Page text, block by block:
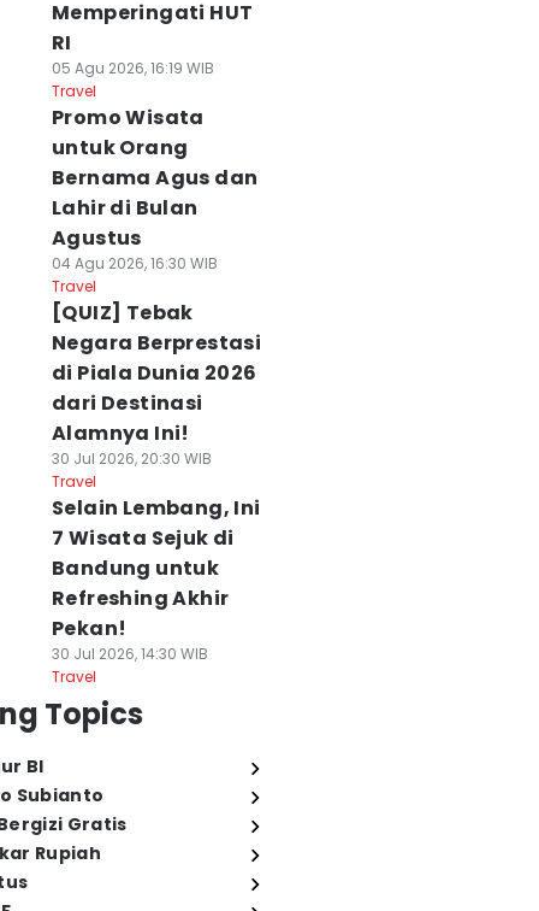
Memperingati HUT
RI
05 Agu 2026, 16:19 WIB
Travel
Promo Wisata
untuk Orang
Bernama Agus dan
Lahir di Bulan
Agustus
04 Agu 2026, 16:30 WIB
Travel
[QUIZ] Tebak
Negara Berprestasi
di Piala Dunia 2026
dari Destinasi
Alamnya Ini!
30 Jul 2026, 20:30 WIB
Travel
Selain Lembang, Ini
7 Wisata Sejuk di
Bandung untuk
Refreshing Akhir
Pekan!
30 Jul 2026, 14:30 WIB
Travel
Topics
BI
Subianto
Gratis
Rupiah